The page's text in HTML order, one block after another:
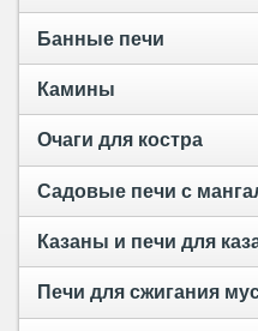
Банные печи
Камины
Очаги для костра
Садовые печи с
Казаны и печи для
Печи для сжигания